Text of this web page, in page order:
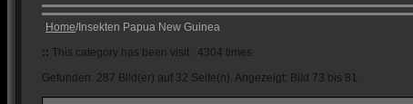
Home/Insekten Papua New Guinea
:: This category has been visit : 4304 times
Gefunden: 287 Bild(er) auf 32 Seite(n). Angezeigt: Bild 73 bis 81.